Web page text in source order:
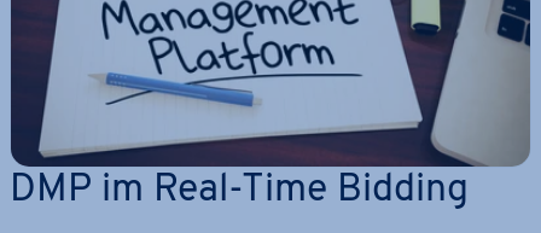
DMP im Real-Time Bidding